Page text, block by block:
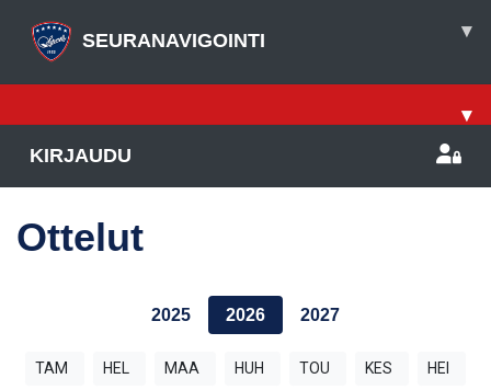
SEURANAVIGOINTI ▾
▾
KIRJAUDU
Ottelut
2025 2026 2027
TAM HEL MAA HUH TOU KES HEI